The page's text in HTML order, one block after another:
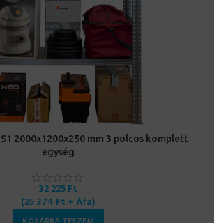
2000x1200x250 mm 3 polcos komplett
egység
32 225Ft
(25 374 Ft + Áfa)